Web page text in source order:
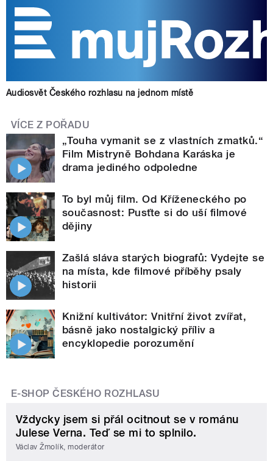
Audiosvět Českého rozhlasu na jednom místě
VÍCE Z POŘADU
„Touha vymanit se z vlastních zmatků.“
Film Mistryně Bohdana Karáska je
drama jediného odpoledne
To byl můj film. Od Kříženeckého po
současnost: Pusťte si do uší filmové
dějiny
Zašlá sláva starých biografů: Vydejte se
na místa, kde filmové příběhy psaly
historii
Knižní kultivátor: Vnitřní život zvířat,
básně jako nostalgický příliv a
encyklopedie porozumění
E-SHOP ČESKÉHO ROZHLASU
Vždycky jsem si přál ocitnout se v románu
Julese Verna. Teď se mi to splnilo.
Václav Žmolík, moderátor